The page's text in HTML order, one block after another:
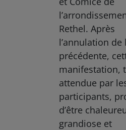
Rethel. Après
l’annulation de
précédente,
manifestation,
attendue par
participants,
d’être
grandiose et